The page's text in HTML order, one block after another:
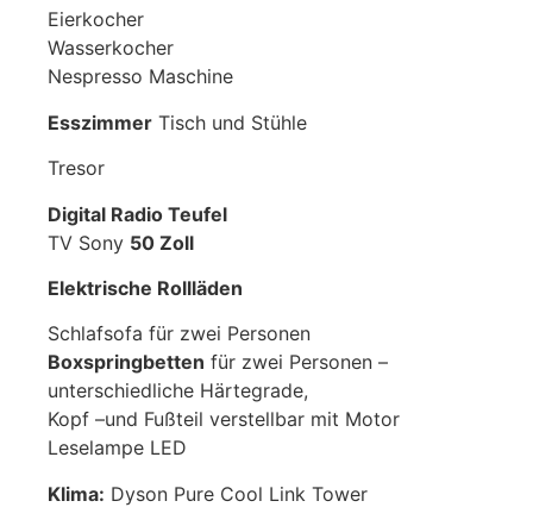
Eierkocher
Wasserkocher
Nespresso Maschine
Esszimmer Tisch und Stühle
Tresor
Digital Radio Teufel
TV Sony 50 Zoll
Elektrische Rollläden
Schlafsofa für zwei Personen
Boxspringbetten für zwei Personen –
unterschiedliche Härtegrade,
Kopf –und Fußteil verstellbar mit Motor
Leselampe LED
Klima: Dyson Pure Cool Link Tower